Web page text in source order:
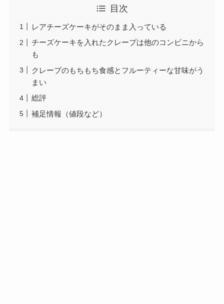
目次
レアチーズケーキがそのまま入っている
チーズケーキを入れたクレープは他のコンビニから
も
クレープのもちもち食感とフルーティーな甘味がう
まい
総評
補足情報（値段など）